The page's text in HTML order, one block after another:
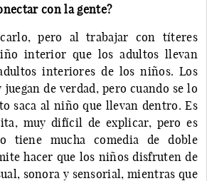
con la gente?
pero al trabajar con títeres
interior que los adultos llevan
interiores de los niños. Los
de verdad, pero cuando se lo
saca al niño que llevan dentro. Es
muy difícil de explicar, pero es
tiene mucha comedia de doble
hacer que los niños disfruten de
sonora y sensorial, mientras que